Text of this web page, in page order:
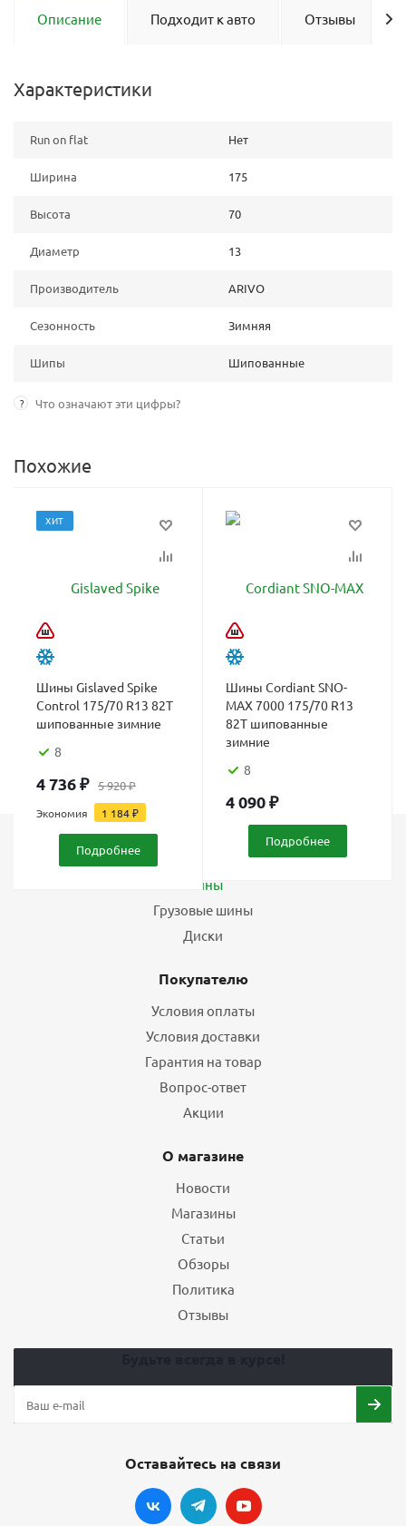
Описание Подходит к авто Отзывы
Характеристики
Run on flat Нет
Ширина 175
Высота 70
Диаметр 13
Производитель ARIVO
Сезонность Зимняя
Шипы Шипованные
? Что означают эти цифры?
Похожие
ХИТ
Шины Gislaved Spike
Control 175/70 R13 82T
шипованные зимние
8
4 736₽ 5 920₽
Экономия 1 184₽
Подробнее
Шины Cordiant SNO-
MAX 7000 175/70 R13
82T шипованные
зимние
8
4 090₽
Подробнее
Шины
Грузовые шины
Диски
Покупателю
Условия оплаты
Условия доставки
Гарантия на товар
Вопрос-ответ
Акции
О магазине
Новости
Магазины
Статьи
Обзоры
Политика
Отзывы
Оставайтесь на связи